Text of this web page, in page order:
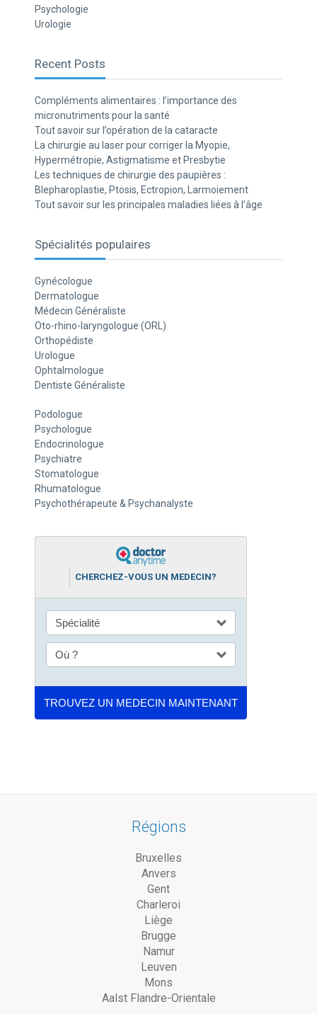
Psychologie
Urologie
Recent Posts
Compléments alimentaires : l’importance des
micronutriments pour la santé
Tout savoir sur l’opération de la cataracte
La chirurgie au laser pour corriger la Myopie,
Hypermétropie, Astigmatisme et Presbytie
Les techniques de chirurgie des paupières :
Blepharoplastie, Ptosis, Ectropion, Larmoiement
Tout savoir sur les principales maladies liées à l’âge
Spécialités populaires
Gynécologue
Dermatologue
Médecin Généraliste
Oto-rhino-laryngologue (ORL)
Orthopédiste
Urologue
Ophtalmologue
Dentiste Généraliste
Podologue
Psychologue
Endocrinologue
Psychiatre
Stomatologue
Rhumatologue
Psychothérapeute & Psychanalyste
CHERCHEZ-VOUS UN MEDECIN?
Régions
Bruxelles
Anvers
Gent
Charleroi
Liège
Brugge
Namur
Leuven
Mons
Aalst Flandre-Orientale